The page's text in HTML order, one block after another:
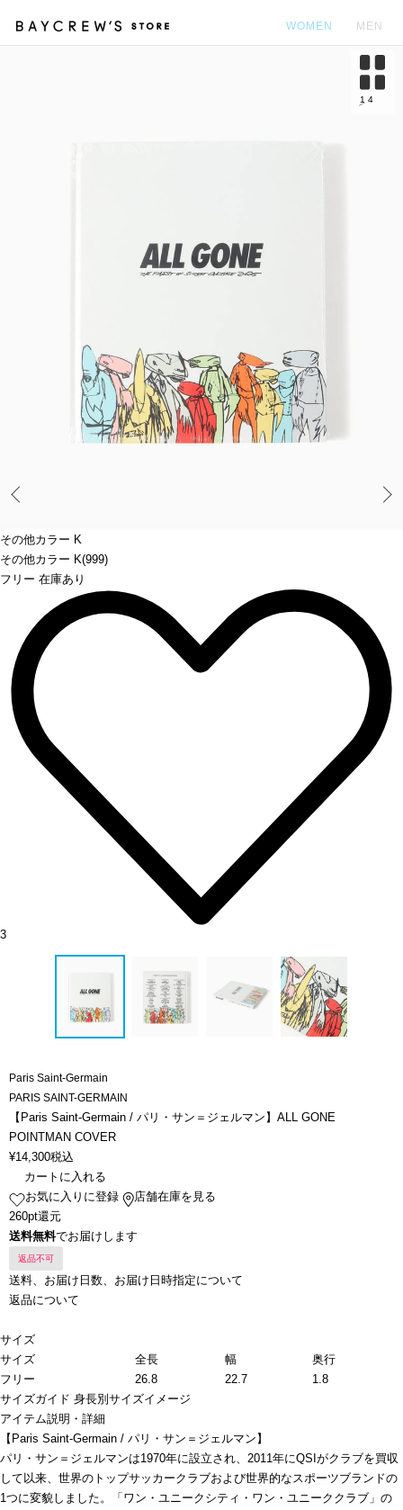
WOMEN MEN
その他カラー K
その他カラー K(999)
フリー 在庫あり
1 4
3
Paris Saint-Germain
PARIS SAINT-GERMAIN
【Paris Saint-Germain / パリ・サン＝ジェルマン】ALL GONE
POINTMAN COVER
¥14,300税込
カートに入れる
お気に入りに登録
店舗在庫を見る
260pt還元
送料無料でお届けします
返品不可
送料、お届け日数、お届け日時指定について
返品について
サイズ
サイズ
全長 幅
奥行
フリー
26.8 22.7
1.8
サイズガイド 身長別サイズイメージ
アイテム説明・詳細
【Paris Saint-Germain / パリ・サン＝ジェルマン】
パリ・サン＝ジェルマンは1970年に設立され、2011年にQSIがクラブを買収
して以来、世界のトップサッカークラブおよび世界的なスポーツブランドの
1つに変貌しました。「ワン・ユニークシティ・ワン・ユニーククラブ」の